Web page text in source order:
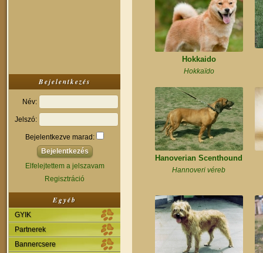
Bejelentkezés
Név:
Jelszó:
Bejelentkezve marad:
Elfelejtettem a jelszavam
Regisztráció
Egyéb
GYIK
Partnerek
Bannercsere
Hokkaido
Hokkaïdo
Hanoverian Scenthound
Hannoveri véreb